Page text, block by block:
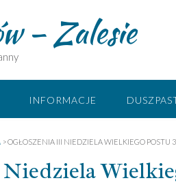
– Zalesie
INFORMACJE
>OGŁOSZENIA III NIEDZIELA WIELKIEGO POSTU